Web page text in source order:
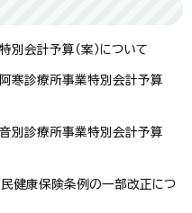
会計予算（案）について
寒診療所事業特別会計予算
別診療所事業特別会計予算
健康保険条例の一部改正につ